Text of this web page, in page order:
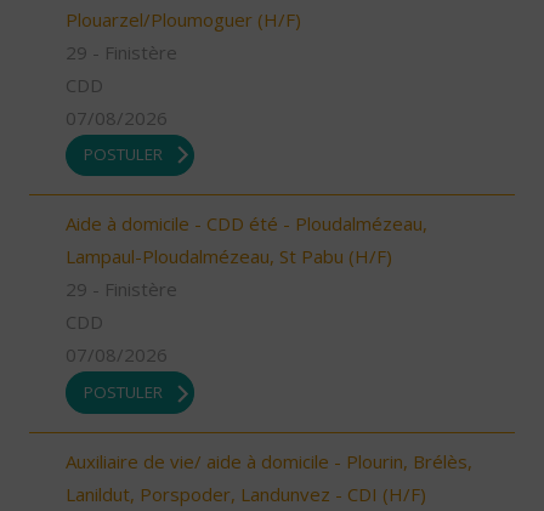
Plouarzel/Ploumoguer (H/F)
29 - Finistère
CDD
07/08/2026
POSTULER
Aide à domicile - CDD été - Ploudalmézeau,
Lampaul-Ploudalmézeau, St Pabu (H/F)
29 - Finistère
CDD
07/08/2026
POSTULER
Auxiliaire de vie/ aide à domicile - Plourin, Brélès,
Lanildut, Porspoder, Landunvez - CDI (H/F)